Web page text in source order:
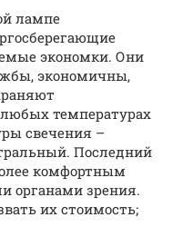
лампе
экономки. Они
экономичны,
любых температурах
свечения –
Последний
комфортным
органами зрения.
их стоимость;